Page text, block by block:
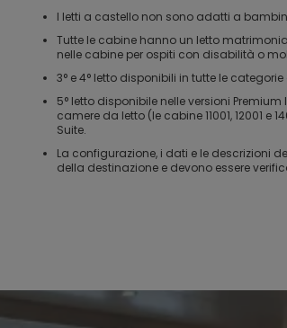
5039
5041
5043
5045
5047
I letti a castello non sono adatti a
Tutte le cabine hanno un letto
nelle cabine per ospiti con disabilità o
3° e 4° letto disponibili in tutte le
5° letto disponibile nelle versioni
camere da letto (le cabine 11001, 12001
Suite.
La configurazione, i dati e le descrizioni
della destinazione e devono essere